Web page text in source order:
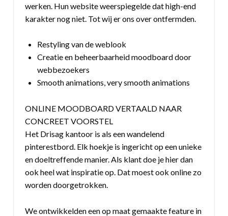
werken. Hun website weerspiegelde dat high-end
karakter nog niet. Tot wij er ons over ontfermden.
Restyling van de weblook
Creatie en beheerbaarheid moodboard door
webbezoekers
Smooth animations, very smooth animations
ONLINE MOODBOARD VERTAALD NAAR
CONCREET VOORSTEL
Het Drisag kantoor is als een wandelend
pinterestbord. Elk hoekje is ingericht op een unieke
en doeltreffende manier. Als klant doe je hier dan
ook heel wat inspiratie op. Dat moest ook online zo
worden doorgetrokken.
We ontwikkelden een op maat gemaakte feature in